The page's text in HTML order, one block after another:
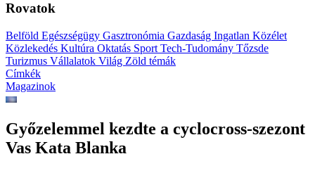
Rovatok
Belföld Egészségügy Gasztronómia Gazdaság Ingatlan Közélet
Közlekedés Kultúra Oktatás Sport Tech-Tudomány Tőzsde
Turizmus Vállalatok Világ Zöld témák
Címkék
Magazinok
Győzelemmel kezdte a cyclocross-szezont
Vas Kata Blanka